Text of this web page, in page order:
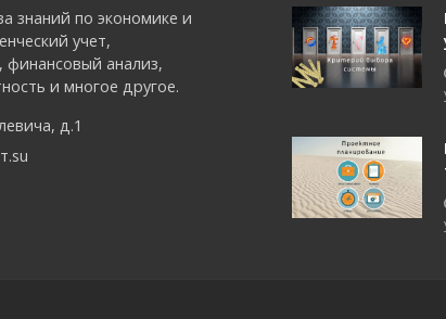
знаний по экономике и
учет,
анализ,
и многое другое.
д.1